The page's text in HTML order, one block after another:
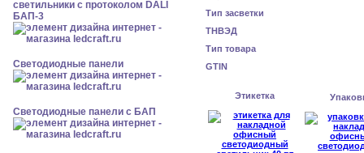
светильники с протоколом DALI
БАП-3
Cветодиодные панели
Cветодиодные панели с БАП
Тип засветки
ТНВЭД
Тип товара
GTIN
Этикетка